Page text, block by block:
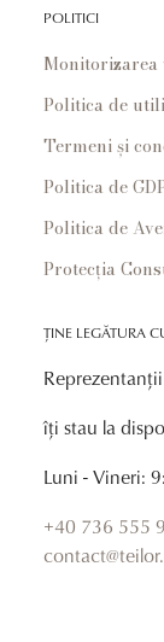
POLITICI
Monitorizarea
Politica de
Termeni și
Politica de
Politica de
Protecția
ȚINE LEGĂTURA
Reprezentanții
îți stau la
Luni - Vineri:
+40 736 555